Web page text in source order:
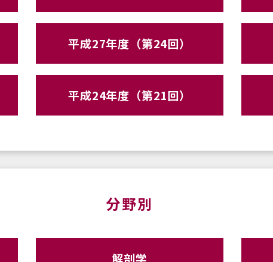
平成27年度（第24回）
平成24年度（第21回）
分野別
解剖学